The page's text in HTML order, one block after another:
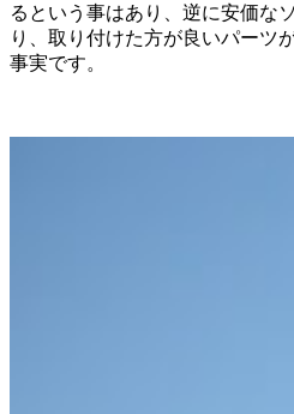
るという事はあり、逆に安価な
り、取り付けた方が良いパーツ
事実です。